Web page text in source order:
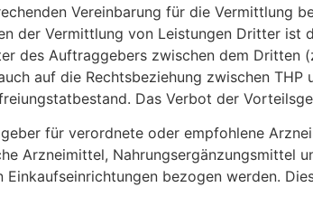
Vereinbarung für die Vermittlung
der Vermittlung von Leistungen Dritter ist
des Auftraggebers zwischen dem Dritten
auf die Rechtsbeziehung zwischen
Das Verbot der
für verordnete oder empfohlene
Arzneimittel, Nahrungsergänzungsmittel
bezogen werden.